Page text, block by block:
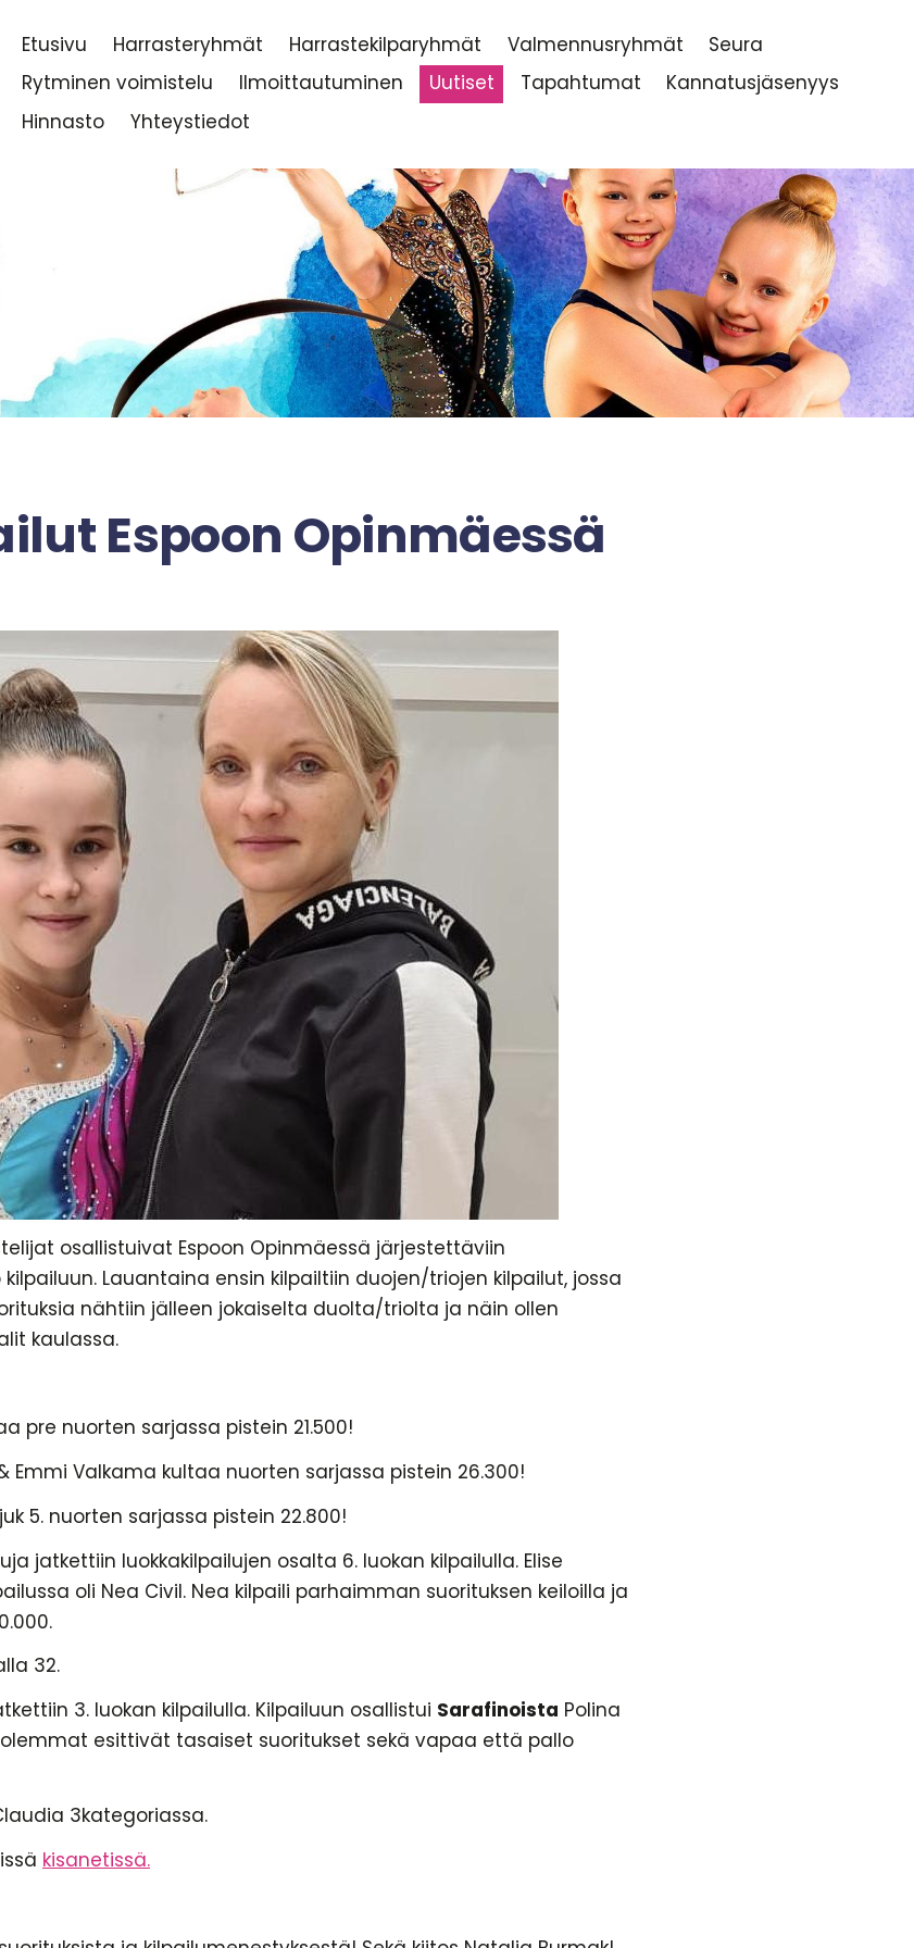
Etusivu Harrasteryhmät Harrastekilparyhmät Valmennusryhmät
Seura
Rytminen voimistelu
Ilmoittautuminen Uutiset Tapahtumat
Kannatusjäsenyys
Hinnasto
Yhteystiedot
Espoon Opinmäessä
osallistuivat Espoon Opinmäessä järjestettäviin
Lauantaina ensin kilpailtiin duojen/triojen kilpailut, jossa
nähtiin jälleen jokaiselta duolta/triolta ja näin ollen
kaulassa.
pre nuorten sarjassa pistein 21.500!
Emmi Valkama kultaa nuorten sarjassa pistein 26.300!
5. nuorten sarjassa pistein 22.800!
jatkettiin luokkakilpailujen osalta 6. luokan kilpailulla. Elise
oli Nea Civil. Nea kilpaili parhaimman suorituksen keiloilla ja
32.
3. luokan kilpailulla. Kilpailuun osallistui Sarafinoista Polina
esittivät tasaiset suoritukset sekä vapaa että pallo
3kategoriassa.
kisanetissä.